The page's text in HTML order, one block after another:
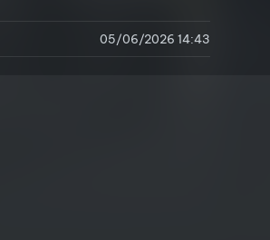
05/06/2026 14:43